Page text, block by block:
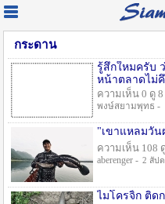
กระดาน
รู้สึกใหมครับ
หน้าตลาดไม่
ความเห็น 0 ดู 8
พงษ์สยามพุทธ -
"เขาแหลมวั
ความเห็น 108
aberenger - 2 สัป
ไมโครจิ้ก ติด